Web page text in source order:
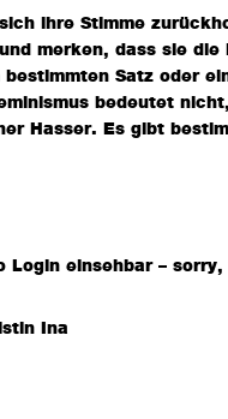
ihre Stimme
merken, dass sie
Satz oder
bedeutet
Hasser. Es gibt
Login einsehbar –
Ina